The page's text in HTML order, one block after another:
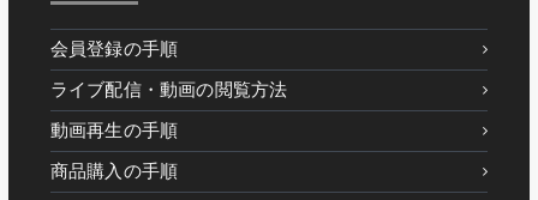
会員登録の手順
ライブ配信・動画の閲覧方法
動画再生の手順
商品購入の手順